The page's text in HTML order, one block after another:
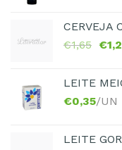
CERVEJA
€1,65 €
LEITE
€0,35/UN
LEITE